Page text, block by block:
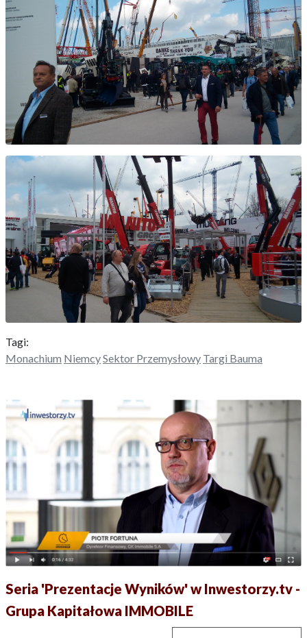
Tagi:
Monachium NiemcySektor Przemysłowy Targi Bauma
Seria 'Prezentacje Wyników' w Inwestorzy.tv -
Grupa Kapitałowa IMMOBILE